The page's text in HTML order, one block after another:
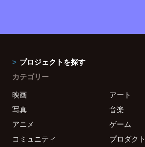
プロジェクトを探す
カテゴリー
映画
アート
写真
音楽
アニメ
ゲーム
コミュニティ
プロダクト